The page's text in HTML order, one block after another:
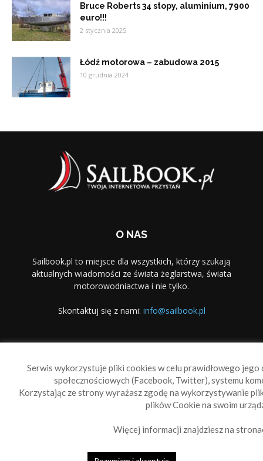
Bruce Roberts 34 stopy, aluminium, 7900
euro!!!
2 stycznia 2025
Łódź motorowa – zabudowa 2015
10 grudnia 2024
O NAS
Sailbook.pl to miejsce dla wszystkich, którzy szukają
aktualnych wiadomości ze świata żeglarstwa, świata
motorowodniactwa i nie tylko.
Skontaktuj się z nami: info@sailbook.pl
Reklama
Polityka prywatności
Serwis wykorzystuje pliki cookies w celu prawidłowego
społecznościowych (Facebook, Twitter), systemu
Korzystając ze strony wyrażasz zgodę na wykorzystywanie
plików Cookie na swoim
Więcej informacji znajdziesz na